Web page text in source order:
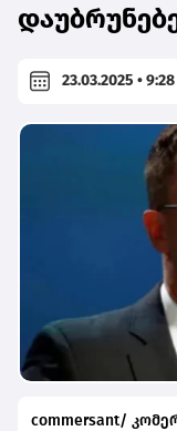
23.03.2025 • 9:28
commersant/